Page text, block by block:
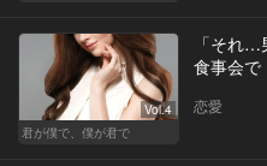
Vol.4
君が僕で、僕が君で
「それ…
食事会で
恋愛